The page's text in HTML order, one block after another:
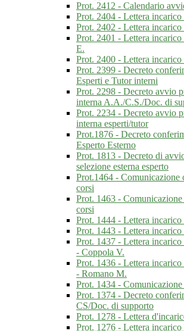
Prot. 2412 - Calendario
Prot. 2404 - Lettera
Prot. 2402 - Lettera
Prot. 2401 - Lettera
E.
Prot. 2400 - Lettera
Prot. 2399 - Decreto
Esperti e Tutor interni
Prot. 2298 - Decreto avvio
interna A.A./C.S./Doc. di
Prot. 2234 - Decreto avvio
interna esperti/tutor
Prot.1876 - Decreto
Esperto Esterno
Prot. 1813 - Decreto di
selezione esterna esperto
Prot.1464 - Comunicazione
corsi
Prot. 1463 -
corsi
Prot. 1444 - Lettera
Prot. 1443 - Lettera
Prot. 1437 - Lettera
- Coppola V.
Prot. 1436 - Lettera
- Romano M.
Prot. 1434 -
Prot. 1374 - Decreto
CS/Doc. di supporto
Prot. 1278 - Lettera
Prot. 1276 - Lettera